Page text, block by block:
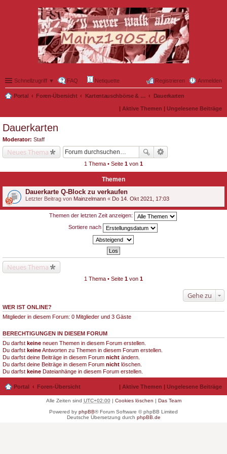
Schnellzugriff ▼ FAQ Netiquette Anmelden
Registrieren
Portal Foren-Übersicht Kartentauschbörse & Mitfahrgelegenheiten Dauerkarten
| Aktive Themen | Ungelesene Beiträge
Dauerkarten
Moderator: Staff
Neues Thema
1 Thema • Seite 1 von 1
Themen
Dauerkarte Q-Block zu verkaufen
Letzter Beitrag von Mainzelmann « Do 14. Okt 2021, 17:03
Themen der letzten Zeit anzeigen:
Sortiere nach
Neues Thema
1 Thema • Seite 1 von 1
Gehe zu
WER IST ONLINE?
Mitglieder in diesem Forum: 0 Mitglieder und 3 Gäste
BERECHTIGUNGEN IN DIESEM FORUM
Du darfst keine neuen Themen in diesem Forum erstellen.
Du darfst keineAntworten zu Themen in diesem Forum erstellen.
Du darfst deine Beiträge in diesem Forum nicht ändern.
Du darfst deine Beiträge in diesem Forum nicht löschen.
Du darfst keine Dateianhänge in diesem Forum erstellen.
Portal Foren-Übersicht | Aktive Themen | Ungelesene Beiträge
Alle Zeiten sind UTC+02:00| Cookies löschen | Das Team
Powered by phpBB® Forum Software © phpBB Limited
Deutsche Übersetzung durch phpBB.de